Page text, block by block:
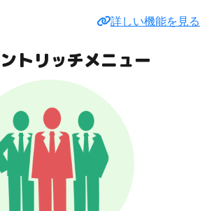
詳しい機能を見る
トリッチメニュー